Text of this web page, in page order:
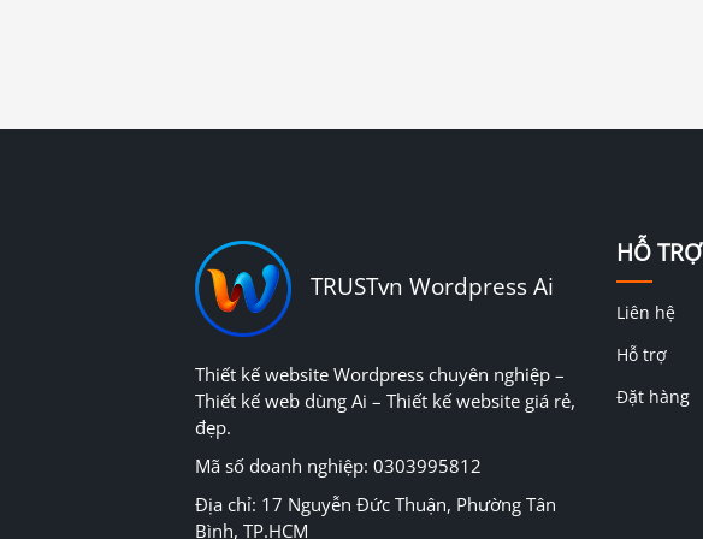
TRUSTvn Wordpress Ai
Thiết kế website Wordpress chuyên nghiệp –
Thiết kế web dùng Ai – Thiết kế website giá rẻ,
đẹp.
Mã số doanh nghiệp: 0303995812
Địa chỉ: 17 Nguyễn Đức Thuận, Phường Tân
Bình, TP.HCM
HỖ TRỢ
Liên hệ
Hỗ trợ
Đặt hàng